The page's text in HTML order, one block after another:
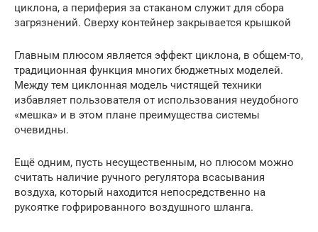
циклона, а периферия за стаканом служит для сбора
загрязнений. Сверху контейнер закрывается крышкой
Главным плюсом является эффект циклона, в общем-то,
традиционная функция многих бюджетных моделей.
Между тем циклонная модель чистящей техники
избавляет пользователя от использования неудобного
«мешка» и в этом плане преимущества системы
очевидны.
Ещё одним, пусть несущественным, но плюсом можно
считать наличие ручного регулятора всасывания
воздуха, который находится непосредственно на
рукоятке гофрированного воздушного шланга.